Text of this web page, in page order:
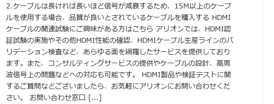
2.ケーブルは長ければ長いほど信号が減衰するため、15M以上のケーブ
ルを使用する場合、品質が良いとされているケーブルを購入する HDMI
ケーブルの関連試験にご興味がある方はこちら アリオンでは、HDMI認
証試験の実施やその他HDMI性能の確認、HDMIケーブル生産ラインのバ
リデーション検査など、あらゆる面を網羅したサービスを提供しており
ます。また、コンサルティングサービスの提供やケーブルの設計、高周
波信号上の問題などへの対応も可能です。 HDMI製品や検証テストに関
するご質問などございましたら、お気軽にアリオンにお問い合わせくだ
さい。 お問い合わせ窓口 [...]